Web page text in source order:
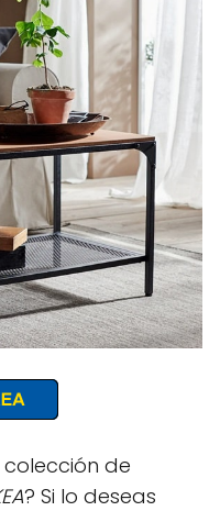
de
? Si lo deseas